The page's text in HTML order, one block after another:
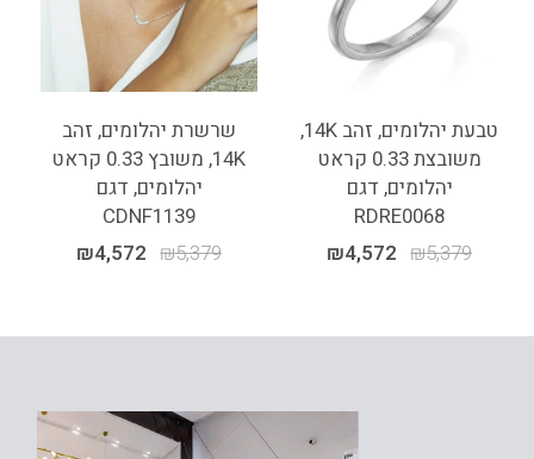
טבעת יהלומים, זהב 14K,
משובצת 0.33 קראט
יהלומים, דגם
RDRE0068
₪5,379
₪4,572
שרשרת יהלומים, זהב
14K, משובץ 0.33 קראט
יהלומים, דגם
CDNF1139
₪5,379
₪4,572